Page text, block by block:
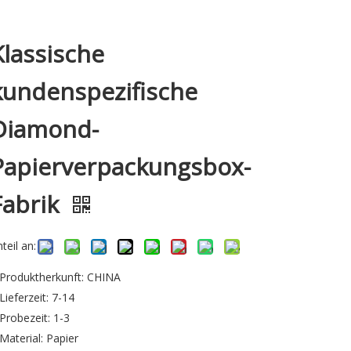
an:
Produktherkunft: CHINA
Lieferzeit: 7-14
Probezeit: 1-3
Material: Papier